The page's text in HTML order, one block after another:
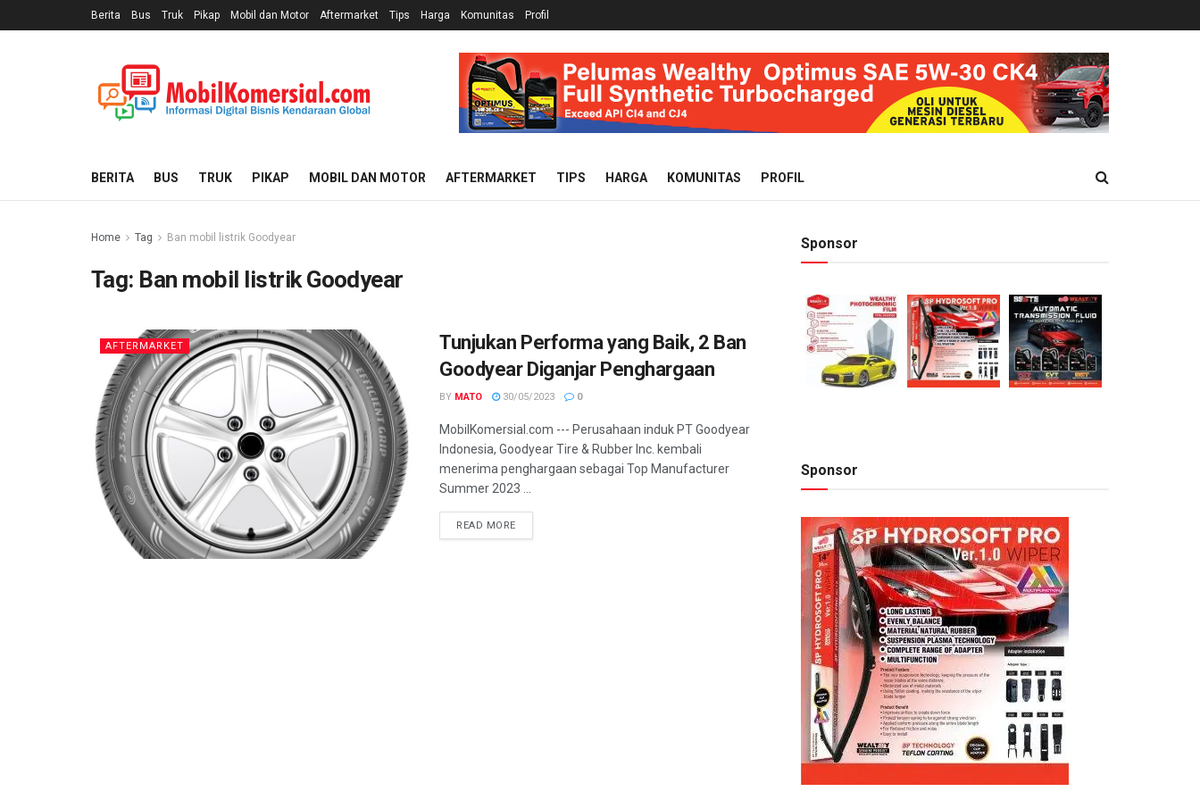
Berita Bus Truk Pikap Mobil dan Motor Aftermarket Tips Harga Komunitas Profil
BERITA BUS TRUK PIKAP MOBIL DAN MOTOR AFTERMARKET TIPS HARGA KOMUNITAS PROFIL
Home Tag Ban mobil listrik Goodyear
Tag: Ban mobil listrik Goodyear
AFTERMARKET
Tunjukan Performa yang Baik, 2 Ban
Goodyear Diganjar Penghargaan
BY MATO 30/05/2023 0
MobilKomersial.com --- Perusahaan induk PT Goodyear
Indonesia, Goodyear Tire & Rubber Inc. kembali
menerima penghargaan sebagai Top Manufacturer
Summer 2023 ...
READ MORE
Sponsor
Sponsor